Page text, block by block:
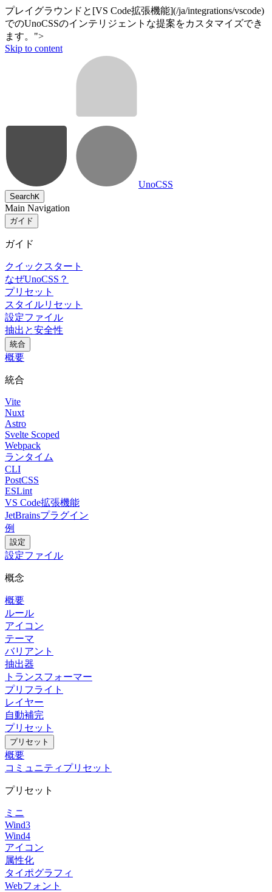
プレイグラウンドと[VS Code拡張機能](/ja/integrations/vscode)
でのUnoCSSのインテリジェントな提案をカスタマイズでき
ます。">
Skip to content
UnoCSS
SearchK
Main Navigation
ガイド
ガイド
クイックスタート
なぜUnoCSS？
プリセット
スタイルリセット
設定ファイル
抽出と安全性
統合
概要
統合
Vite
Nuxt
Astro
Svelte Scoped
Webpack
ランタイム
CLI
PostCSS
ESLint
VS Code拡張機能
JetBrainsプラグイン
例
設定
設定ファイル
概念
概要
ルール
アイコン
テーマ
バリアント
抽出器
トランスフォーマー
プリフライト
レイヤー
自動補完
プリセット
プリセット
概要
コミュニティプリセット
プリセット
ミニ
Wind3
Wind4
アイコン
属性化
タイポグラフィ
Webフォント